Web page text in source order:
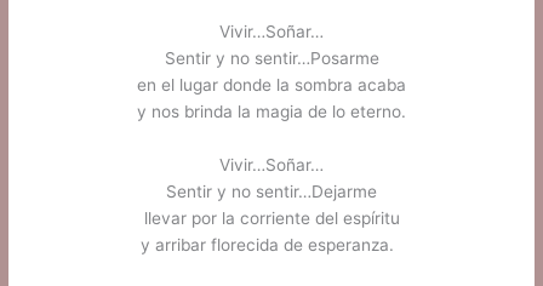
Vivir…Soñar…
Sentir y no sentir…Posarme
en el lugar donde la sombra acaba
y nos brinda la magia de lo eterno.
Vivir…Soñar…
Sentir y no sentir…Dejarme
llevar por la corriente del espíritu
y arribar florecida de esperanza.